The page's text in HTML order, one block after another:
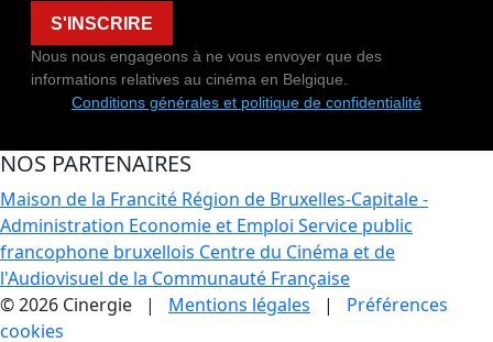
S'INSCRIRE
Nous nous engageons à ne vous envoyer que des
informations relatives au cinéma en Belgique.
Conditions générales et politique de confidentialité
NOS PARTENAIRES
Maison de la Francité Région de Bruxelles-Capitale -
Administration Economie et Emploi Service public
francophone bruxellois Centre du Cinéma et de
l'Audiovisuel de la Communauté Française
© 2026 Cinergie | Mentions légales | Préférences
cookies